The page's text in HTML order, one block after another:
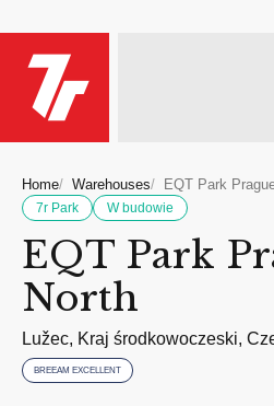
Home Warehouses EQT Park
7r Park W budowie
EQT Park
North
Lužec, Kraj środkowoczeski,
BREEAM EXCELLENT